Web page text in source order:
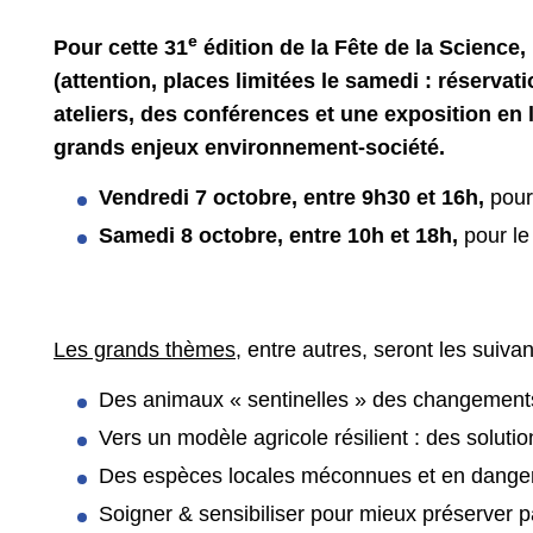
Pour cette 31e édition de la Fête de la
(attention, places limitées le samedi :
ateliers, des conférences et une exposition en
grands enjeux environnement-société.
Vendredi 7 octobre, entre 9h30 et 16h,
Samedi 8 octobre, entre 10h et 18h, pour
Les grands thèmes, entre autres, seront les
Des animaux « sentinelles » des
Vers un modèle agricole résilient : des
Des espèces locales méconnues et en
Soigner & sensibiliser pour mieux préserver